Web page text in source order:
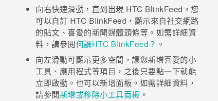
VIVELAND向右快速滑動，直到出現 HTC BlinkFeed 。您
可以自訂 HTC BlinkFeed ，顯示來自社交網路
的貼文、喜愛的新聞媒體頭條等。如需詳細資
料，請參閱何謂HTC BlinkFeed？ 。
向左滑動可顯示更多空間，讓您新增喜愛的小
工具、應用程式等項目，之後只要點一下就能
立即啟動。也可以新增面板。如需詳細資料，
請參閱新增或移除小工具面板 。